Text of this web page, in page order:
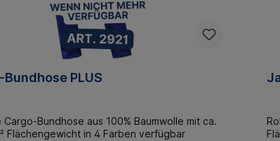
Bundhose PLUS
Cargo-Bundhose aus 100% Baumwolle mit ca.
Flächengewicht in 4 Farben verfügbar